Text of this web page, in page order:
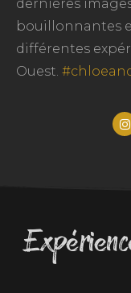
dernières
bouillonnantes
différentes
Ouest.